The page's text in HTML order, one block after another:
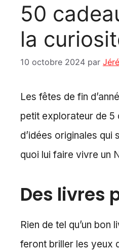
50
la
10 octobre 2024 par
Les fêtes de fin
petit explorateur de 5
d’idées originales qui
quoi lui faire vivre un
Des livres
Rien de tel qu’un bon
feront briller les yeux